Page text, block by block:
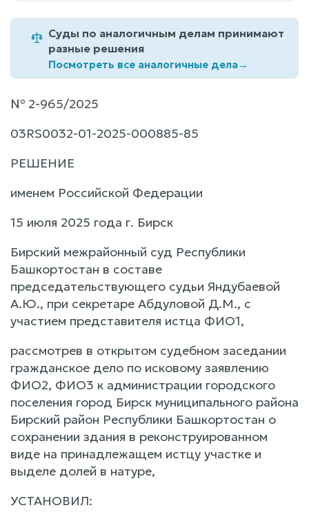
Суды по аналогичным делам принимают
разные решения
Посмотреть все аналогичные дела→
№ 2-965/2025
03RS0032-01-2025-000885-85
РЕШЕНИЕ
именем Российской Федерации
15 июля 2025 года г. Бирск
Бирский межрайонный суд Республики
Башкортостан в составе
председательствующего судьи Яндубаевой
А.Ю., при секретаре Абдуловой Д.М., с
участием представителя истца ФИО1,
рассмотрев в открытом судебном заседании
гражданское дело по исковому заявлению
ФИО2, ФИО3 к администрации городского
поселения город Бирск муниципального района
Бирский район Республики Башкортостан о
сохранении здания в реконструированном
виде на принадлежащем истцу участке и
выделе долей в натуре,
УСТАНОВИЛ: